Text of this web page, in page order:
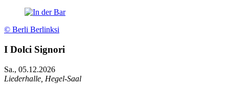
© Berli Berlinksi
I Dolci Signori
Sa., 05.12.2026
Liederhalle, Hegel-Saal